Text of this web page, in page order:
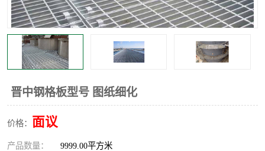
晋中钢格板型号 图纸细化
价格： 面议
产品数量： 9999.00平方米
整流格栅